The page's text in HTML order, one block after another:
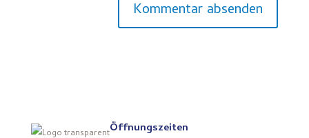
Öffnungszeiten